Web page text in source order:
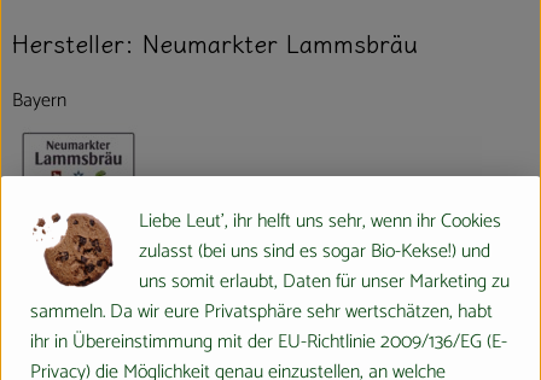
Hersteller: Neumarkter Lammsbräu
Bayern
Neumarkter Lammsbräu
Gebr. Ehrnsperger KG
D 92318 Neumarkt i.d. OPf.
Das Unternehmen
Liebe Leut', ihr helft uns sehr, wenn ihr Cookies
zulasst (bei uns sind es sogar Bio-Kekse!) und
uns somit erlaubt, Daten für unser Marketing zu
sammeln. Da wir eure Privatsphäre sehr wertschätzen, habt
ihr in Übereinstimmung mit der EU-Richtlinie 2009/136/EG (E-
Privacy) die Möglichkeit genau einzustellen, an welche